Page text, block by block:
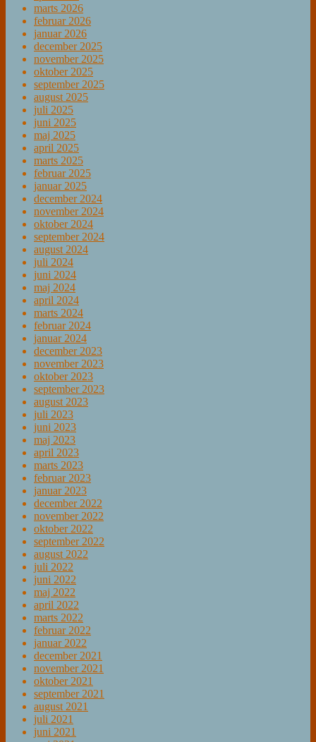
marts 2026
februar 2026
januar 2026
december 2025
november 2025
oktober 2025
september 2025
august 2025
juli 2025
juni 2025
maj 2025
april 2025
marts 2025
februar 2025
januar 2025
december 2024
november 2024
oktober 2024
september 2024
august 2024
juli 2024
juni 2024
maj 2024
april 2024
marts 2024
februar 2024
januar 2024
december 2023
november 2023
oktober 2023
september 2023
august 2023
juli 2023
juni 2023
maj 2023
april 2023
marts 2023
februar 2023
januar 2023
december 2022
november 2022
oktober 2022
september 2022
august 2022
juli 2022
juni 2022
maj 2022
april 2022
marts 2022
februar 2022
januar 2022
december 2021
november 2021
oktober 2021
september 2021
august 2021
juli 2021
juni 2021